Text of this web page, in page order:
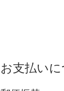
お支払いに